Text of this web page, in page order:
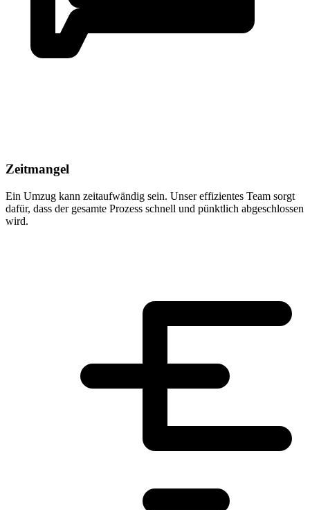
Zeitmangel
Ein Umzug kann zeitaufwändig sein. Unser effizientes Team sorgt
dafür, dass der gesamte Prozess schnell und pünktlich abgeschlossen
wird.